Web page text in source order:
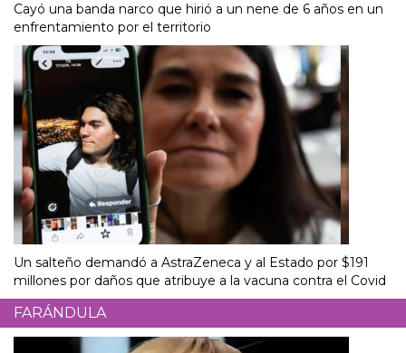
Cayó una banda narco que hirió a un nene de 6 años en un
enfrentamiento por el territorio
Un salteño demandó a AstraZeneca y al Estado por $191
millones por daños que atribuye a la vacuna contra el Covid
FARÁNDULA